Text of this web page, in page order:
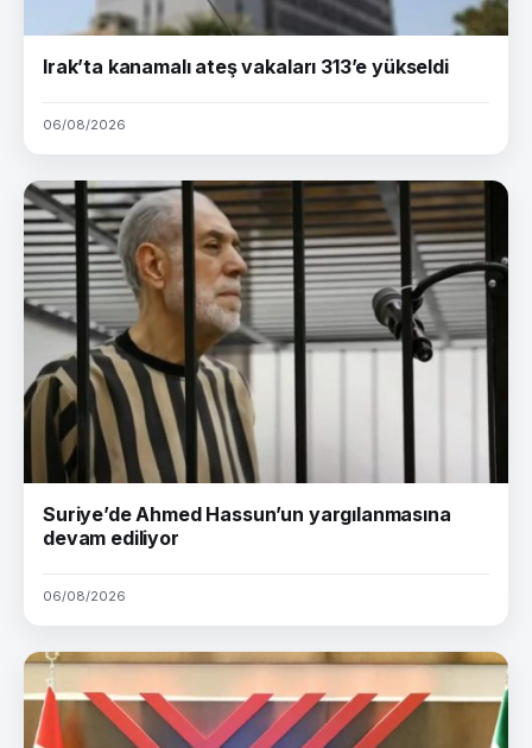
Irak’ta kanamalı ateş vakaları 313’e yükseldi
06/08/2026
Suriye’de Ahmed Hassun’un yargılanmasına
devam ediliyor
06/08/2026